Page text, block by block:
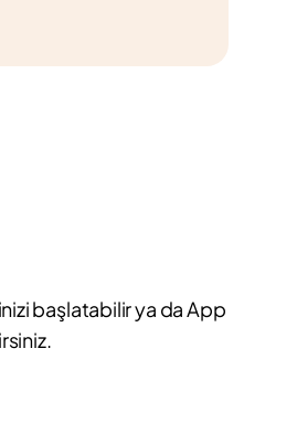
başlatabilir ya da App